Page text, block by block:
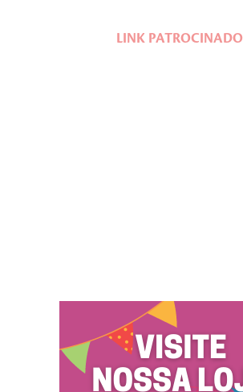
LINK PATROCINADO